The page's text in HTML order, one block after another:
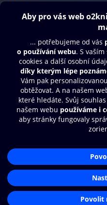
Obsah ke stažení
Moje O2 Knihovna
Další zábava
© O2 Czech Republic a.s.
Přístupnost
Zásady zpracování osobních
Nastavení cookies
Čti